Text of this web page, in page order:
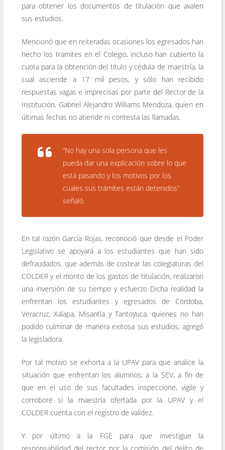
para obtener los documentos de titulación que avalen
sus estudios.
Mencionó que en reiteradas ocasiones los egresados han
hecho los tramites en el Colegio, incluso han cubierto la
cuota para la obtención del título y cédula de maestría, la
cual asciende a 17 mil pesos, y sólo han recibido
respuestas vagas e imprecisas por parte del Rector de la
Institución, Gabriel Alejandro Williams Mendoza, quien en
últimas fechas no atiende ni contesta las llamadas.
“No hay una sola persona que les
pueda dar una explicación sobre lo que
está pasando y los motivos por los
cuales sus trámites están detenidos”
señaló.
En tal razón García Rojas, reconoció que desde el Poder
Legislativo se apoyará a los estudiantes que han sido
defraudados, que además de costear las colegiaturas del
COLDER y el monto de los gastos de titulación, realizaron
una inversión de su tiempo y esfuerzo Dicha realidad la
enfrentan los estudiantes y egresados de Córdoba,
Veracruz, Xalapa, Misantla y Tantoyuca, quienes no han
podido culminar de manera exitosa sus estudios, agregó
la legisladora.
Por tal motivo se exhorta a la UPAV para que analice la
situación que enfrentan los alumnos; a la SEV, a fin de
que en el uso de sus facultades inspeccione, vigile y
corroboré si la maestría ofertada por la UPAV y el
COLDER cuenta con el registro de validez.
Y por último a la FGE para que investigue la